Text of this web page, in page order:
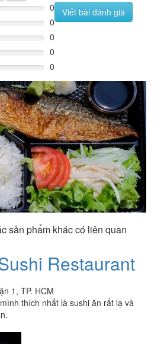
0
0
0
0
0
Viết bài đánh giá
sản phẩm khác có liên quan
Restaurant
1, TP. HCM
thích nhất là sushi ăn rất lạ và